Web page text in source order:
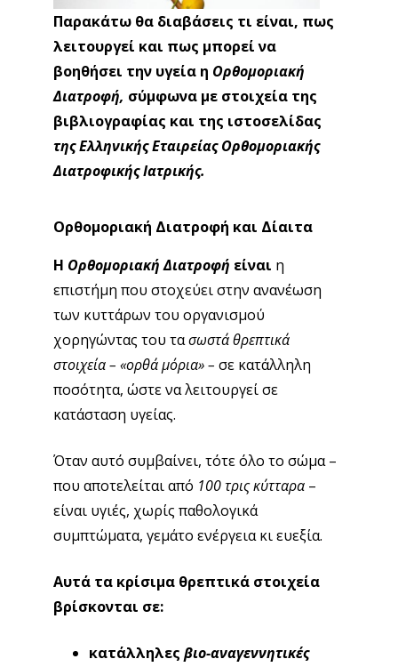
Παρακάτω θα διαβάσεις τι είναι, πως
λειτουργεί και πως μπορεί να
βοηθήσει την υγεία η Ορθομοριακή
Διατροφή, σύμφωνα με στοιχεία της
βιβλιογραφίας και της ιστοσελίδας
της Ελληνικής Εταιρείας Ορθομοριακής
Διατροφικής Ιατρικής.
Ορθομοριακή Διατροφή και Δίαιτα
Η Ορθομοριακή Διατροφή είναι η
επιστήμη που στοχεύει στην ανανέωση
των κυττάρων του οργανισμού
χορηγώντας του τασωστά θρεπτικά
στοιχεία – «ορθά μόρια» – σε κατάλληλη
ποσότητα, ώστε να λειτουργεί σε
κατάσταση υγείας.
Όταν αυτό συμβαίνει, τότε όλο το σώμα –
που αποτελείται από 100 τρις κύτταρα–
είναι υγιές, χωρίς παθολογικά
συμπτώματα, γεμάτο ενέργεια κι ευεξία.
Αυτά τα κρίσιμα θρεπτικά στοιχεία
βρίσκονται σε:
κατάλληλες βιο-αναγεννητικές